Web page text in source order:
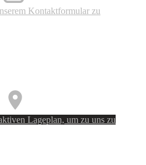
Kon­takt­for­mu­lar zu
La­ge­plan, um zu uns zu